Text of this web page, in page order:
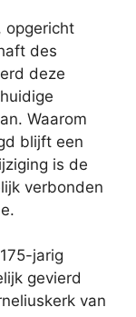
opgericht
des
deze
Waarom
blijft een
is de
verbonden
jarig
gevierd
van